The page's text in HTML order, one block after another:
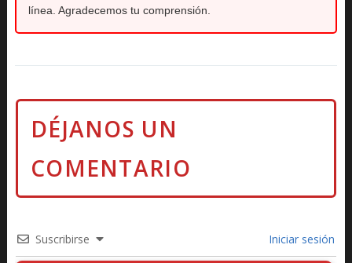
línea. Agradecemos tu comprensión.
Suscribirse Iniciar sesión